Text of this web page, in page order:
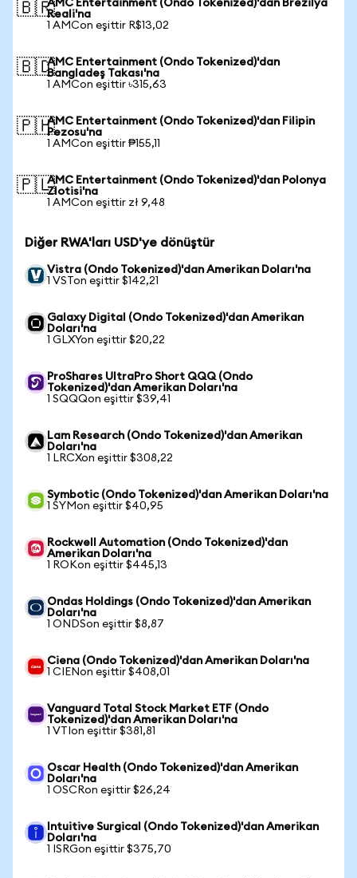
🇧🇷AMC Entertainment (Ondo Tokenized)'dan Brezilya
Reali'na
1 AMCon eşittir R$13,02
🇧🇩AMC Entertainment (Ondo Tokenized)'dan
Bangladeş Takası'na
1 AMCon eşittir ৳315,63
🇵🇭AMC Entertainment (Ondo Tokenized)'dan Filipin
Pezosu'na
1 AMCon eşittir ₱155,11
🇵🇱AMC Entertainment (Ondo Tokenized)'dan Polonya
Zlotisi'na
1 AMCon eşittir zł 9,48
Diğer RWA'ları USD'ye dönüştür
Vistra (Ondo Tokenized)'dan Amerikan Doları'na
1 VSTon eşittir $142,21
Galaxy Digital (Ondo Tokenized)'dan Amerikan
Doları'na
1 GLXYon eşittir $20,22
ProShares UltraPro Short QQQ (Ondo
Tokenized)'dan Amerikan Doları'na
1 SQQQon eşittir $39,41
Lam Research (Ondo Tokenized)'dan Amerikan
Doları'na
1 LRCXon eşittir $308,22
Symbotic (Ondo Tokenized)'dan Amerikan Doları'na
1 SYMon eşittir $40,95
Rockwell Automation (Ondo Tokenized)'dan
Amerikan Doları'na
1 ROKon eşittir $445,13
Ondas Holdings (Ondo Tokenized)'dan Amerikan
Doları'na
1 ONDSon eşittir $8,87
Ciena (Ondo Tokenized)'dan Amerikan Doları'na
1 CIENon eşittir $408,01
Vanguard Total Stock Market ETF (Ondo
Tokenized)'dan Amerikan Doları'na
1 VTIon eşittir $381,81
Oscar Health (Ondo Tokenized)'dan Amerikan
Doları'na
1 OSCRon eşittir $26,24
Intuitive Surgical (Ondo Tokenized)'dan Amerikan
Doları'na
1 ISRGon eşittir $375,70